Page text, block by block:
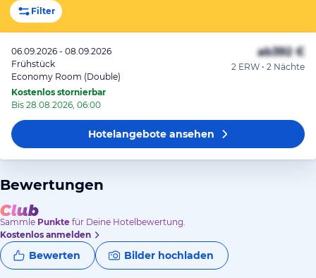
Filter
06.09.2026 - 08.09.2026
Frühstück
Economy Room (Double)
Kostenlos stornierbar
Bis 28.08.2026, 06:00
ab392 €
2 ERW • 2 Nächte
Hotelangeboteansehen
Bewertungen
Sammle Punkte für Deine Hotelbewertung.
Kostenlos anmelden
Bewerten Bilder hochladen